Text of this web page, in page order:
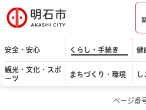
明石市
安全・安心 くらし・手続き 健
観光・文化・スポ
ーツ
まちづくり・環境 し
ページ番